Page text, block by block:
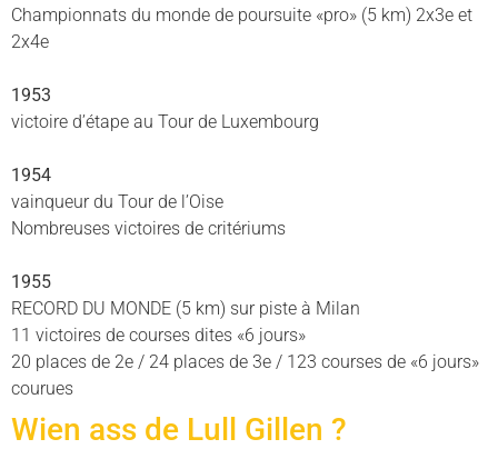
Championnats du monde de poursuite «pro» (5 km) 2x3e et
2x4e
1953
victoire d’étape au Tour de Luxembourg
1954
vainqueur du Tour de l’Oise
Nombreuses victoires de critériums
1955
RECORD DU MONDE (5 km) sur piste à Milan
11 victoires de courses dites «6 jours»
20 places de 2e / 24 places de 3e / 123 courses de «6 jours»
courues
Wien ass de Lull Gillen ?